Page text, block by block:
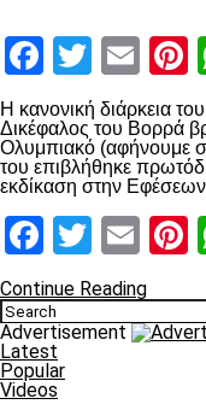
Facebook
Η κανονική διάρκεια
Δικέφαλος του Βορρά
Ολυμπιακό (αφήνουμε
του επιβλήθηκε
εκδίκαση στην
Facebook
Continue Reading
Advertisement
Latest
Popular
Videos